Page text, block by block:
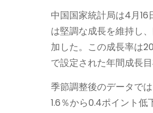
中国国家統計局は4月
は堅調な成長を維持し
加した。この成長率は
で設定された年間成長
季節調整後のデータで
1.6％から0.4ポイント低